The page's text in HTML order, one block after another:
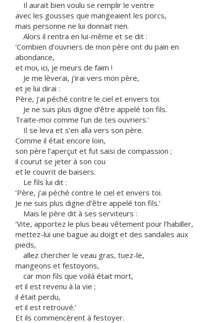
Il aurait bien voulu se remplir le ventre
avec les gousses que mangeaient les porcs,
mais personne ne lui donnait rien.
Alors il rentra en lui-même et se dit :
‘Combien d’ouvriers de mon père ont du pain en
abondance,
et moi, ici, je meurs de faim !
Je me lèverai, j’irai vers mon père,
et je lui dirai :
Père, j’ai péché contre le ciel et envers toi.
Je ne suis plus digne d’être appelé ton fils.
Traite-moi comme l’un de tes ouvriers.’
Il se leva et s’en alla vers son père.
Comme il était encore loin,
son père l’aperçut et fut saisi de compassion ;
il courut se jeter à son cou
et le couvrit de baisers.
Le fils lui dit :
‘Père, j’ai péché contre le ciel et envers toi.
Je ne suis plus digne d’être appelé ton fils.’
Mais le père dit à ses serviteurs :
‘Vite, apportez le plus beau vêtement pour l’habiller,
mettez-lui une bague au doigt et des sandales aux
pieds,
allez chercher le veau gras, tuez-le,
mangeons et festoyons,
car mon fils que voilà était mort,
et il est revenu à la vie ;
il était perdu,
et il est retrouvé.’
Et ils commencèrent à festoyer.